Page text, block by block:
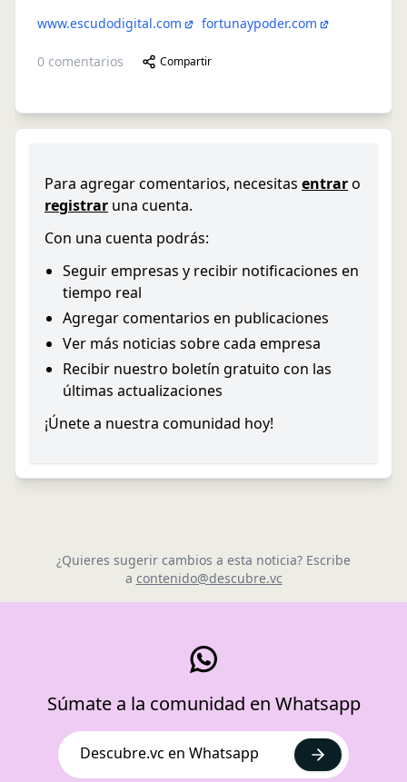
www.escudodigital.com
fortunaypoder.com
0 comentarios Compartir
Para agregar comentarios, necesitas entraro
registrar una cuenta.
Con una cuenta podrás:
Seguir empresas y recibir notificaciones en
tiempo real
Agregar comentarios en publicaciones
Ver más noticias sobre cada empresa
Recibir nuestro boletín gratuito con las
últimas actualizaciones
¡Únete a nuestra comunidad hoy!
¿Quieres sugerir cambios a esta noticia? Escribe
a contenido@descubre.vc
Súmate a la comunidad en Whatsapp
Descubre.vc en Whatsapp